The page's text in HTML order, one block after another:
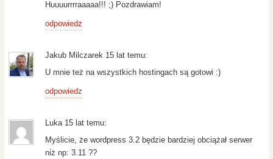
Huuuurrrraaaaa!!! ;) Pozdrawiam!
odpowiedz
Jakub Milczarek 15 lat temu:
U mnie też na wszystkich hostingach są gotowi :)
odpowiedz
Luka 15 lat temu:
Myślicie, że wordpress 3.2 będzie bardziej obciążał serwer
niż np: 3.11 ??